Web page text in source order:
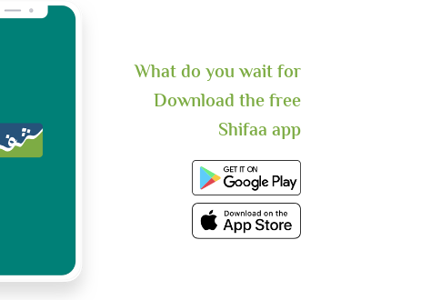
What do you wait for
Download the free
Shifaa app